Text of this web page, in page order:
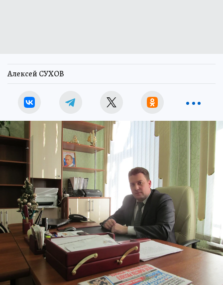
Алексей СУХОВ